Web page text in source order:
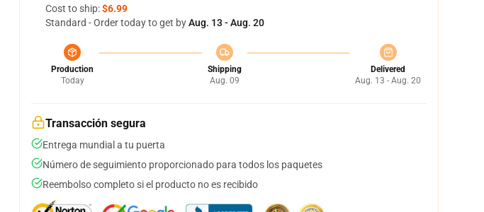
Cost to ship:$6.99
Standard - Order today to get byAug. 13 - Aug. 20
Production
Today
Shipping
Aug. 09
Delivered
Aug. 13 - Aug. 20
Transacción segura
Entrega mundial a tu puerta
Número de seguimiento proporcionado para todos los paquetes
Reembolso completo si el producto no es recibido